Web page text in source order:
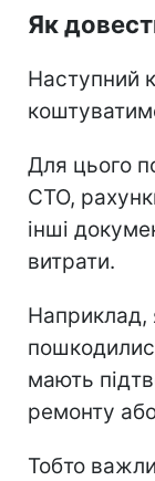
Як
Наступний
Для цього
СТО,
інші
витрати.
Наприклад,
мають
ремонту
Тобто